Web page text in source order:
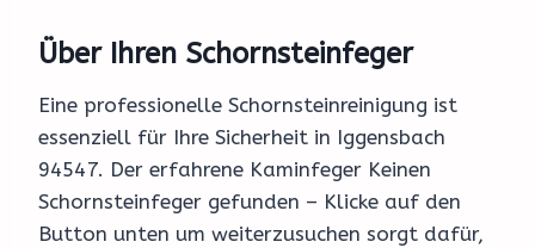
Über Ihren Schornsteinfeger
Eine professionelle Schornsteinreinigung ist
essenziell für Ihre Sicherheit in Iggensbach
94547. Der erfahrene Kaminfeger Keinen
Schornsteinfeger gefunden – Klicke auf den
Button unten um weiterzusuchen sorgt dafür,